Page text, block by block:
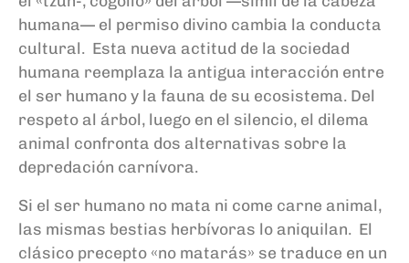
humana— el permiso divino cambia la conducta
cultural. Esta nueva actitud de la sociedad
humana reemplaza la antigua interacción entre
el ser humano y la fauna de su ecosistema. Del
respeto al árbol, luego en el silencio, el dilema
animal confronta dos alternativas sobre la
depredación carnívora.
Si el ser humano no mata ni come carne animal,
las mismas bestias herbívoras lo aniquilan. El
clásico precepto «no matarás» se traduce en un